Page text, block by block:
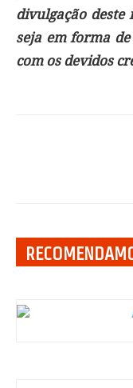
divulgação deste
seja em forma
com os devidos